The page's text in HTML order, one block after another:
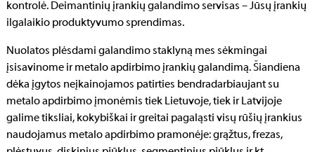
kontrolė. Deimantinių įrankių galandimo servisas – Jūsų įrankių
ilgalaikio produktyvumo sprendimas.
Nuolatos plėsdami galandimo staklyną mes sėkmingai
įsisavinome ir metalo apdirbimo įrankių galandimą. Šiandiena
dėka įgytos neįkainojamos patirties bendradarbiaujant su
metalo apdirbimo įmonėmis tiek Lietuvoje, tiek ir Latvijoje
galime tiksliai, kokybiškai ir greitai pagaląsti visų rūšių įrankius
naudojamus metalo apdirbimo pramonėje: grąžtus, frezas,